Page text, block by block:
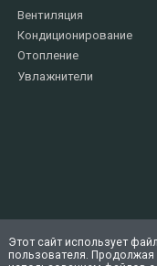
Вентиляция
Кондиционирование
Отопление
Увлажнители
Этот сайт использует
пользователя. Продолжая